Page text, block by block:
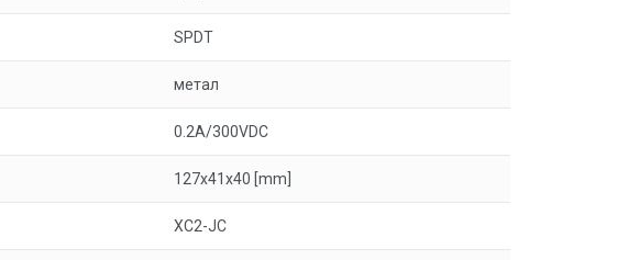
SPDT
метал
0.2A/300VDC
127x41x40 [mm]
XC2-JC